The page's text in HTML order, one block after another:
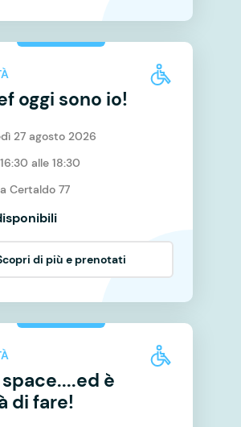
oggi sono io!
27 agosto 2026
alle 18:30
Certaldo 77
di più e prenotati
è
di fare!